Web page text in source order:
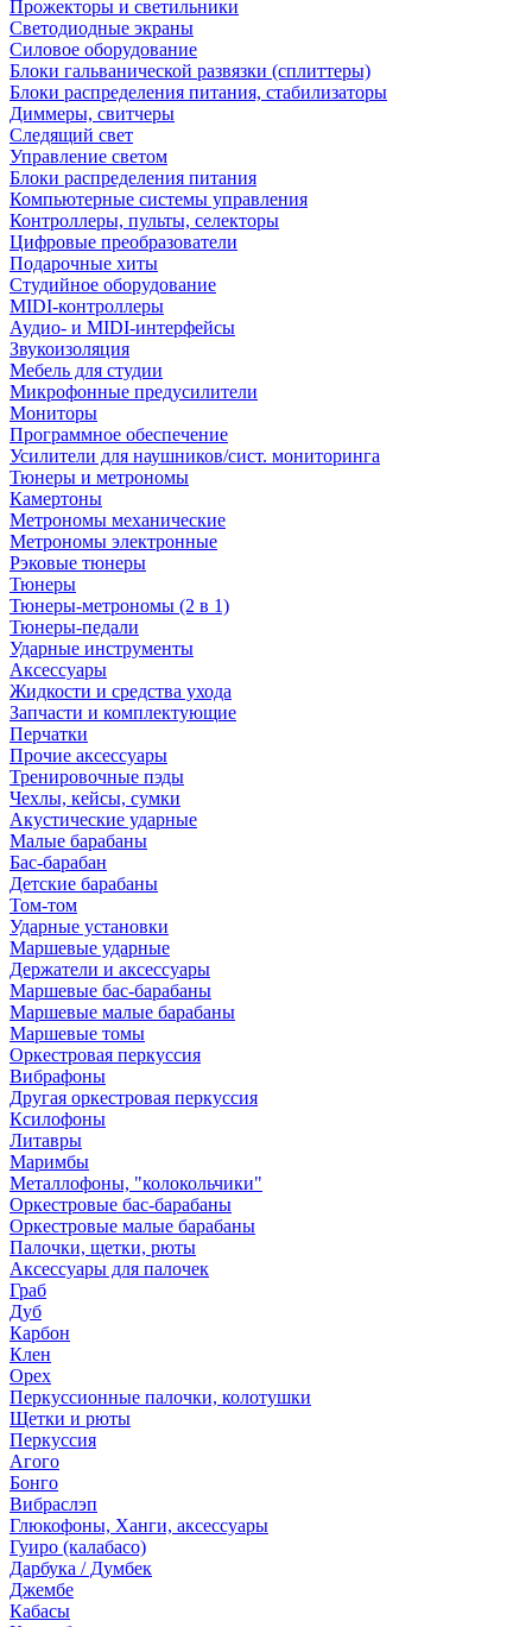
Прожекторы и светильники
Светодиодные экраны
Силовое оборудование
Блоки гальванической развязки (сплиттеры)
Блоки распределения питания, стабилизаторы
Диммеры, свитчеры
Следящий свет
Управление светом
Блоки распределения питания
Компьютерные системы управления
Контроллеры, пульты, селекторы
Цифровые преобразователи
Подарочные хиты
Студийное оборудование
MIDI-контроллеры
Аудио- и MIDI-интерфейсы
Звукоизоляция
Мебель для студии
Микрофонные предусилители
Мониторы
Программное обеспечение
Усилители для наушников/сист. мониторинга
Тюнеры и метрономы
Камертоны
Метрономы механические
Метрономы электронные
Рэковые тюнеры
Тюнеры
Тюнеры-метрономы (2 в 1)
Тюнеры-педали
Ударные инструменты
Аксессуары
Жидкости и средства ухода
Запчасти и комплектующие
Перчатки
Прочие аксессуары
Тренировочные пэды
Чехлы, кейсы, сумки
Акустические ударные
Mалые барабаны
Бас-барабан
Детские барабаны
Том-том
Ударные установки
Маршевые ударные
Держатели и аксессуары
Маршевые бас-барабаны
Маршевые малые барабаны
Маршевые томы
Оркестровая перкуссия
Вибрафоны
Другая оркестровая перкуссия
Ксилофоны
Литавры
Маримбы
Металлофоны, "колокольчики"
Оркестровые бас-барабаны
Оркестровые малые барабаны
Палочки, щетки, рюты
Аксессуары для палочек
Граб
Дуб
Карбон
Клен
Орех
Перкуссионные палочки, колотушки
Щетки и рюты
Перкуссия
Агого
Бонго
Вибраслэп
Глюкофоны, Ханги, аксессуары
Гуиро (калабасо)
Дарбука / Думбек
Джембе
Кабасы